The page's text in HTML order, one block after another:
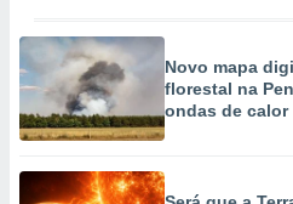
Novo mapa
florestal na
ondas de calor